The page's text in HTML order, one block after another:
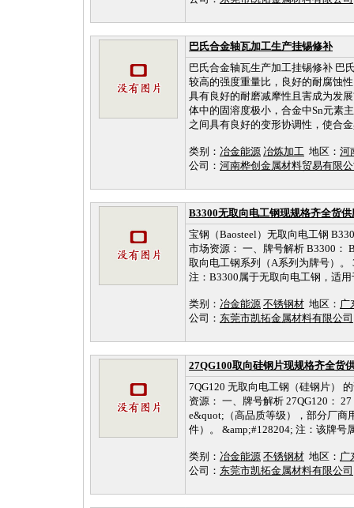
巴氏合金轴瓦加工生产挂锡修补
巴氏合金轴瓦生产加工挂锡修补 巴
较高的强度重量比，良好的耐腐蚀
具有良好的耐磨减摩性且害成为发
体中的固溶度极小，合金中Sn元素
之间具有良好的变形协调性，使合
类别： 冶金能源 冶炼加工 地区： 河
公司： 河南桦创金属材料贸易有限
B3300无取向电工钢现规格齐全货
宝钢（Baosteel）无取向电工钢
市场资源： 一、牌号解析 B3300：
取向电工钢系列（A系列为牌号）。
注：B3300属于无取向电工钢，适
类别： 冶金能源 不锈钢材 地区： 广
公司： 东莞市凯拓金属材料有限公司
27QG100取向硅钢片现规格齐全货
7QG120 无取向电工钢（硅钢片）
资源： 一、牌号解析 27QG120：
e&quot;（高品质等级），部分厂商
件）。 &amp;#128204; 注：该牌号
类别： 冶金能源 不锈钢材 地区： 广
公司： 东莞市凯拓金属材料有限公司